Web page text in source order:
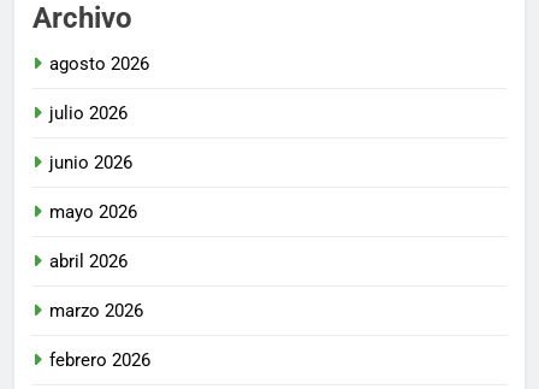
Archivo
agosto 2026
julio 2026
junio 2026
mayo 2026
abril 2026
marzo 2026
febrero 2026